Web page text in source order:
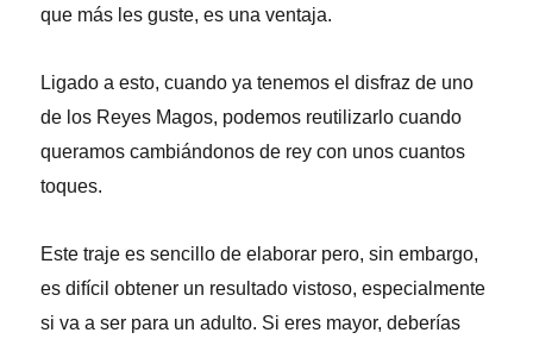
que más les guste, es una ventaja.
Ligado a esto, cuando ya tenemos el disfraz de uno
de los Reyes Magos, podemos reutilizarlo cuando
queramos cambiándonos de rey con unos cuantos
toques.
Este traje es sencillo de elaborar pero, sin embargo,
es difícil obtener un resultado vistoso, especialmente
si va a ser para un adulto. Si eres mayor, deberías